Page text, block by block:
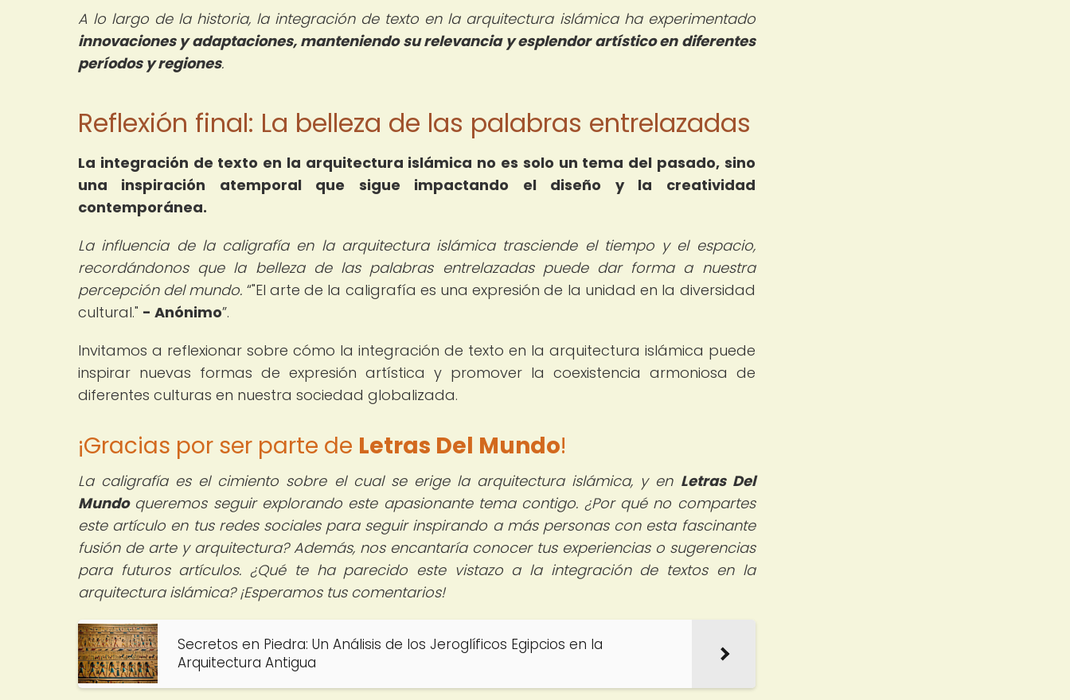
A lo largo de la historia, la integración de texto en la arquitectura islámica ha experimentado
innovaciones y adaptaciones, manteniendo su relevancia y esplendor artístico en diferentes
períodos y regiones.
Reflexión final: La belleza de las palabras entrelazadas
La integración de texto en la arquitectura islámica no es solo un tema del pasado, sino
una inspiración atemporal que sigue impactando el diseño y la creatividad
contemporánea.
La influencia de la caligrafía en la arquitectura islámica trasciende el tiempo y el espacio,
recordándonos que la belleza de las palabras entrelazadas puede dar forma a nuestra
percepción del mundo. "El arte de la caligrafía es una expresión de la unidad en la diversidad
cultural." - Anónimo .
Invitamos a reflexionar sobre cómo la integración de texto en la arquitectura islámica puede
inspirar nuevas formas de expresión artística y promover la coexistencia armoniosa de
diferentes culturas en nuestra sociedad globalizada.
¡Gracias por ser parte de Letras Del Mundo!
La caligrafía es el cimiento sobre el cual se erige la arquitectura islámica, y en Letras Del
Mundoqueremos seguir explorando este apasionante tema contigo. ¿Por qué no compartes
este artículo en tus redes sociales para seguir inspirando a más personas con esta fascinante
fusión de arte y arquitectura? Además, nos encantaría conocer tus experiencias o sugerencias
para futuros artículos. ¿Qué te ha parecido este vistazo a la integración de textos en la
arquitectura islámica? ¡Esperamos tus comentarios!
Secretos en Piedra: Un Análisis de los Jeroglíficos Egipcios en la
Arquitectura Antigua